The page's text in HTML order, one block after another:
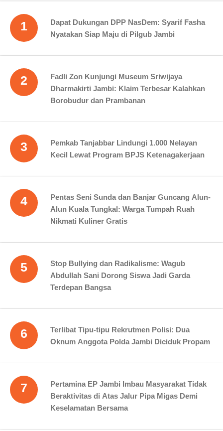
1
Dapat Dukungan DPP NasDem: Syarif Fasha
Nyatakan Siap Maju di Pilgub Jambi
2
Fadli Zon Kunjungi Museum Sriwijaya
Dharmakirti Jambi: Klaim Terbesar Kalahkan
Borobudur dan Prambanan
3
Pemkab Tanjabbar Lindungi 1.000 Nelayan
Kecil Lewat Program BPJS Ketenagakerjaan
4
Pentas Seni Sunda dan Banjar Guncang Alun-
Alun Kuala Tungkal: Warga Tumpah Ruah
Nikmati Kuliner Gratis
5
Stop Bullying dan Radikalisme: Wagub
Abdullah Sani Dorong Siswa Jadi Garda
Terdepan Bangsa
6
Terlibat Tipu-tipu Rekrutmen Polisi: Dua
Oknum Anggota Polda Jambi Diciduk Propam
7
Pertamina EP Jambi Imbau Masyarakat Tidak
Beraktivitas di Atas Jalur Pipa Migas Demi
Keselamatan Bersama